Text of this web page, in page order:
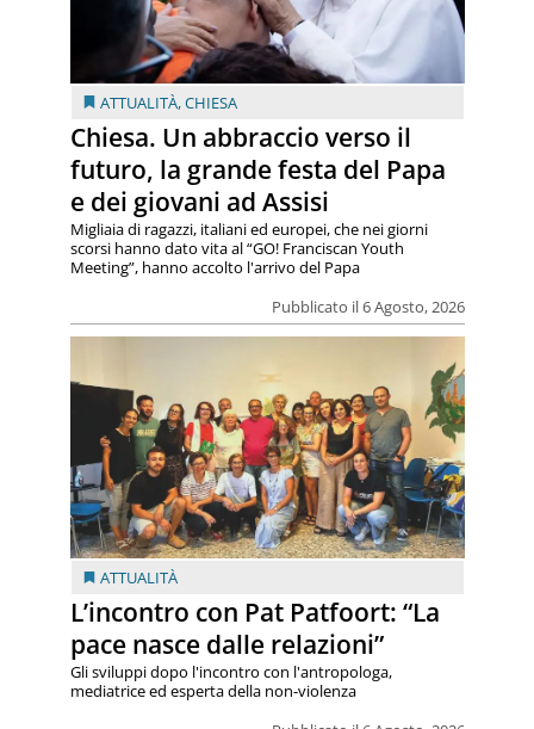
ATTUALITÀ,CHIESA
Chiesa. Un abbraccio verso il
futuro, la grande festa del Papa
e dei giovani ad Assisi
Pubblicato il 6 Agosto, 2026
Migliaia di ragazzi, italiani ed europei, che nei giorni
scorsi hanno dato vita al “GO! Franciscan Youth
Meeting”, hanno accolto l'arrivo del Papa
ATTUALITÀ
L’incontro con Pat Patfoort: “La
pace nasce dalle relazioni”
Gli sviluppi dopo l'incontro con l'antropologa,
mediatrice ed esperta della non-violenza